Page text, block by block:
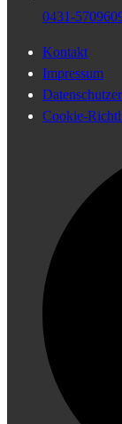
0431-
Kontakt
Impressum
Cookie-